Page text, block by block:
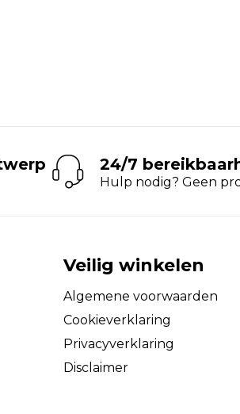
24/7
Hulp nodig? Geen
Veilig winkelen
Algemene voorwaarden
Cookieverklaring
Privacyverklaring
Disclaimer